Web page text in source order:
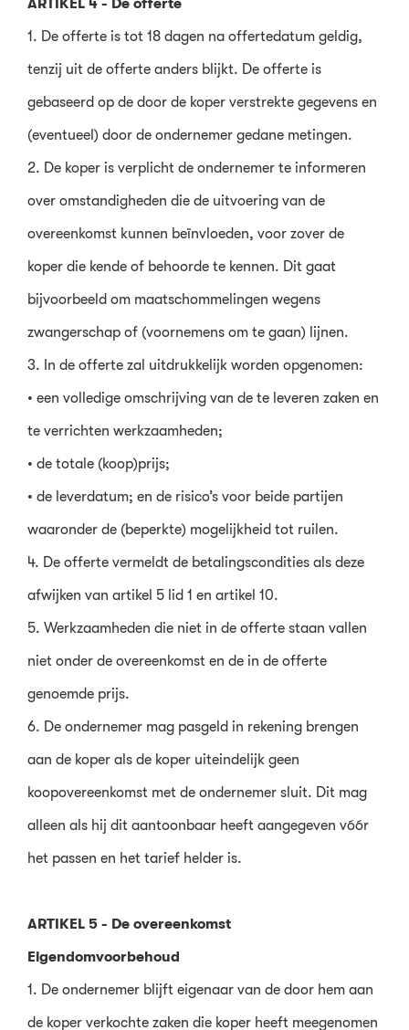
ARTIKEL 4 - De offerte
1. De offerte is tot 18 dagen na offertedatum geldig,
tenzij uit de offerte anders blijkt. De offerte is
gebaseerd op de door de koper verstrekte gegevens en
(eventueel) door de ondernemer gedane metingen.
2. De koper is verplicht de ondernemer te informeren
over omstandigheden die de uitvoering van de
overeenkomst kunnen beïnvloeden, voor zover de
koper die kende of behoorde te kennen. Dit gaat
bijvoorbeeld om maatschommelingen wegens
zwangerschap of (voornemens om te gaan) lijnen.
3. In de offerte zal uitdrukkelijk worden opgenomen:
• een volledige omschrijving van de te leveren zaken en
te verrichten werkzaamheden;
• de totale (koop)prijs;
• de leverdatum; en de risico’s voor beide partijen
waaronder de (beperkte) mogelijkheid tot ruilen.
4. De offerte vermeldt de betalingscondities als deze
afwijken van artikel 5 lid 1 en artikel 10.
5. Werkzaamheden die niet in de offerte staan vallen
niet onder de overeenkomst en de in de offerte
genoemde prijs.
6. De ondernemer mag pasgeld in rekening brengen
aan de koper als de koper uiteindelijk geen
koopovereenkomst met de ondernemer sluit. Dit mag
alleen als hij dit aantoonbaar heeft aangegeven vóór
het passen en het tarief helder is.
ARTIKEL 5 - De overeenkomst
Eigendomvoorbehoud
1. De ondernemer blijft eigenaar van de door hem aan
de koper verkochte zaken die koper heeft meegenomen